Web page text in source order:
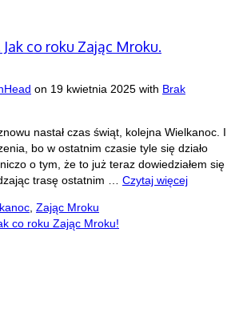
co roku Zając Mroku.
on 19 kwietnia 2025 with Brak
nastał czas świąt, kolejna Wielkanoc. I
bo w ostatnim czasie tyle się działo
o tym, że to już teraz dowiedziałem się
trasę ostatnim … Czytaj więcej
Zając Mroku